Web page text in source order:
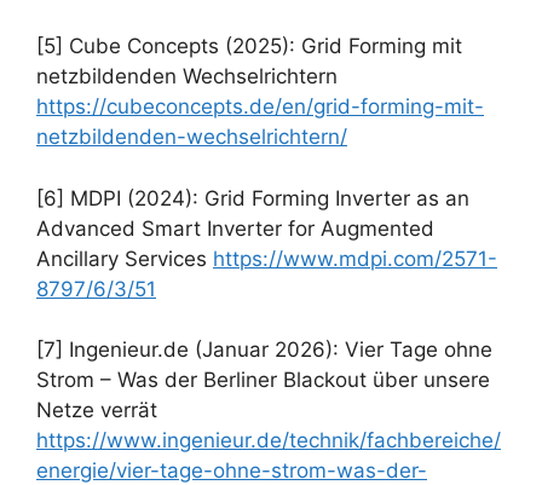
[5] Cube Concepts (2025): Grid Forming mit
netzbildenden Wechselrichtern
https://cubeconcepts.de/en/grid-forming-mit-
netzbildenden-wechselrichtern/
[6] MDPI (2024): Grid Forming Inverter as an
Advanced Smart Inverter for Augmented
Ancillary Services https://www.mdpi.com/2571-
8797/6/3/51
[7] Ingenieur.de (Januar 2026): Vier Tage ohne
Strom – Was der Berliner Blackout über unsere
Netze verrät
https://www.ingenieur.de/technik/fachbereiche/
energie/vier-tage-ohne-strom-was-der-